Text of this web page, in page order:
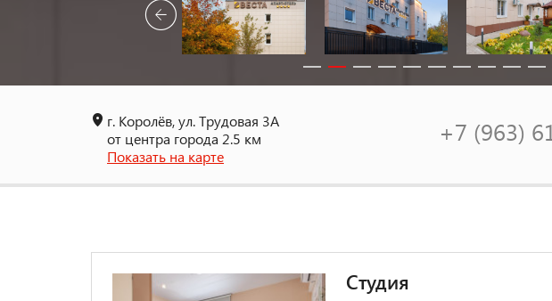
г. Королёв, ул. Трудовая 3А
от центра города 2.5 км
Показать на карте
+7 (963)
Студия